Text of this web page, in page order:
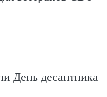
День десантника